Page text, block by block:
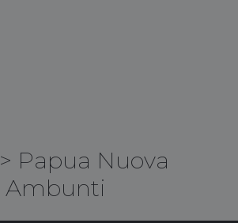
> Papua Nuova
Ambunti